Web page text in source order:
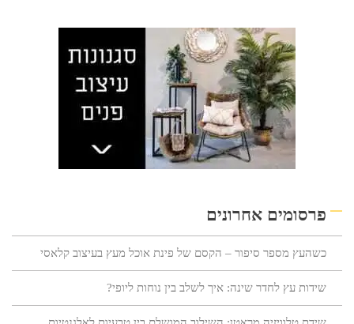
פרסומים אחרונים
כשהעץ מספר סיפור – הקסם של פינת אוכל מעץ בעיצוב קלאסי
שידות עץ לחדר שינה: איך לשלב בין נוחות ליופי?